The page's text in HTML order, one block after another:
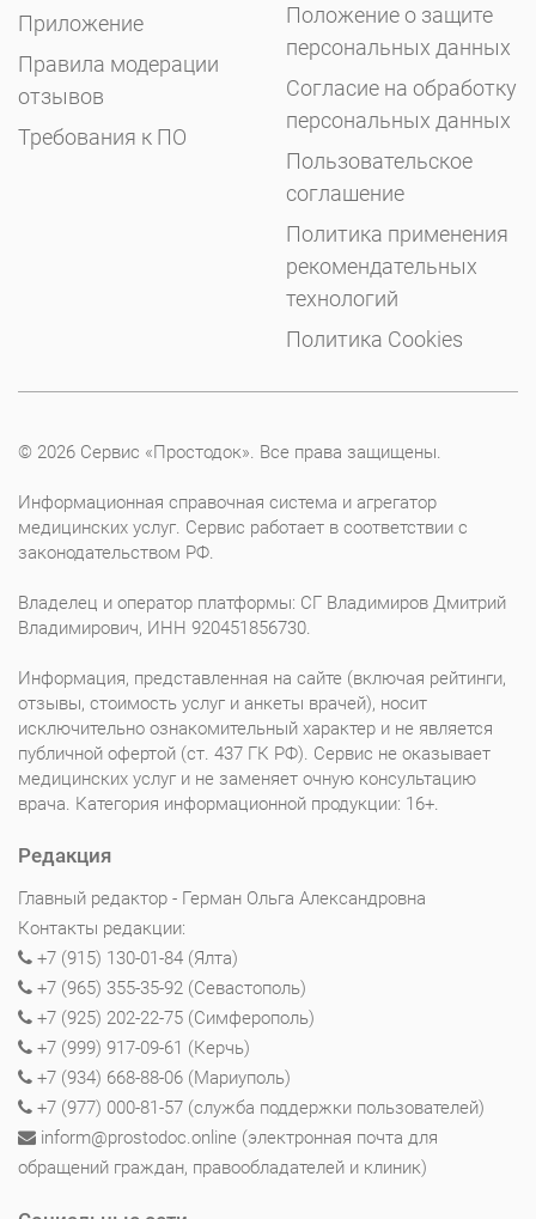
Приложение
Правила модерации
отзывов
Требования к ПО
Положение о защите
персональных данных
Согласие на обработку
персональных данных
Пользовательское
соглашение
Политика применения
рекомендательных
технологий
Политика Cookies
© 2026 Сервис «Простодок». Все права защищены.
Информационная справочная система и агрегатор
медицинских услуг. Сервис работает в соответствии с
законодательством РФ.
Владелец и оператор платформы: СГ Владимиров Дмитрий
Владимирович, ИНН 920451856730.
Информация, представленная на сайте (включая рейтинги,
отзывы, стоимость услуг и анкеты врачей), носит
исключительно ознакомительный характер и не является
публичной офертой (ст. 437 ГК РФ). Сервис не оказывает
медицинских услуг и не заменяет очную консультацию
врача. Категория информационной продукции: 16+.
Редакция
Главный редактор - Герман Ольга Александровна
Контакты редакции:
+7 (915) 130-01-84 (Ялта)
+7 (965) 355-35-92 (Севастополь)
+7 (925) 202-22-75 (Симферополь)
+7 (999) 917-09-61 (Керчь)
+7 (934) 668-88-06 (Мариуполь)
+7 (977) 000-81-57 (служба поддержки пользователей)
inform@prostodoc.online (электронная почта для
обращений граждан, правообладателей и клиник)